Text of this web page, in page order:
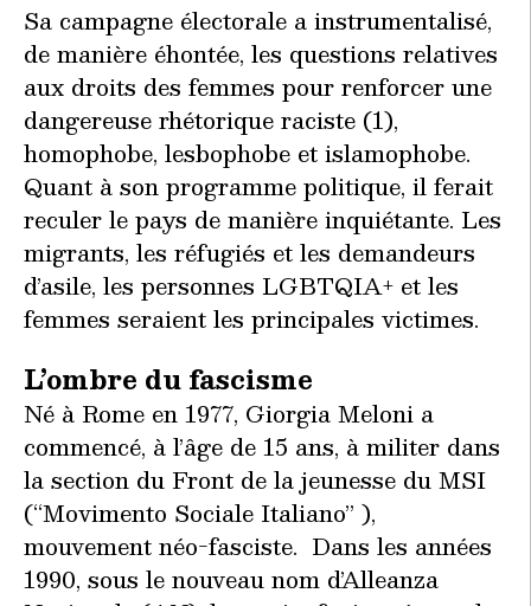
Sa campagne électorale a instrumentalisé,
de manière éhontée, les questions relatives
aux droits des femmes pour renforcer une
dangereuse rhétorique raciste (1),
homophobe, lesbophobe et islamophobe.
Quant à son programme politique, il ferait
reculer le pays de manière inquiétante. Les
migrants, les réfugiés et les demandeurs
d’asile, les personnes LGBTQIA+ et les
femmes seraient les principales victimes.
L’ombre du fascisme
Né à Rome en 1977, Giorgia Meloni a
commencé, à l’âge de 15 ans, à militer dans
la section du Front de la jeunesse du MSI
(“Movimento Sociale Italiano” ),
mouvement néo-fasciste. Dans les années
1990, sous le nouveau nom d’Alleanza